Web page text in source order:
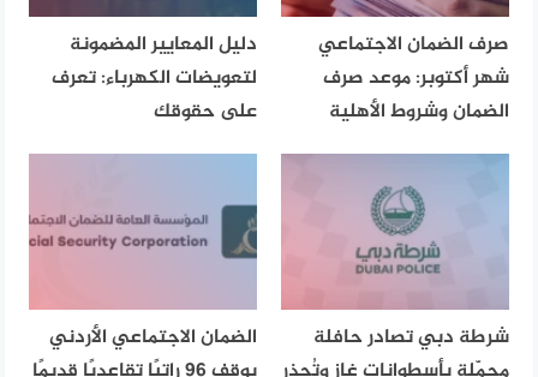
صرف الضمان الاجتماعي
شهر أكتوبر: موعد صرف
الضمان وشروط الأهلية
دليل المعايير المضمونة
لتعويضات الكهرباء: تعرف
على حقوقك
شرطة دبي تصادر حافلة
الضمان الاجتماعي الأردني